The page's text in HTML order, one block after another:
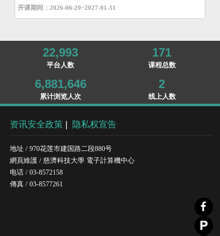
开课期间：2026-06-20~2027-01-31
22,993
平台人数
171
课程总数
6,881,646
累计浏览人次
2
线上人数
资讯安全政策 隐私权宣告
地址 / 970花莲市建国路二段880号
網頁維護 / 慈濟科技大學 電子計算機中心
电话 / 03-8572158
傳真 / 03-8577261